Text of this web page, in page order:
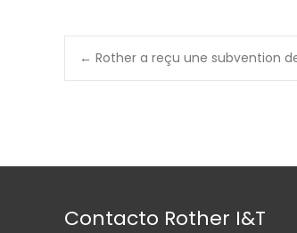
← Rother a reçu une subvention
Contacto Rother I&T